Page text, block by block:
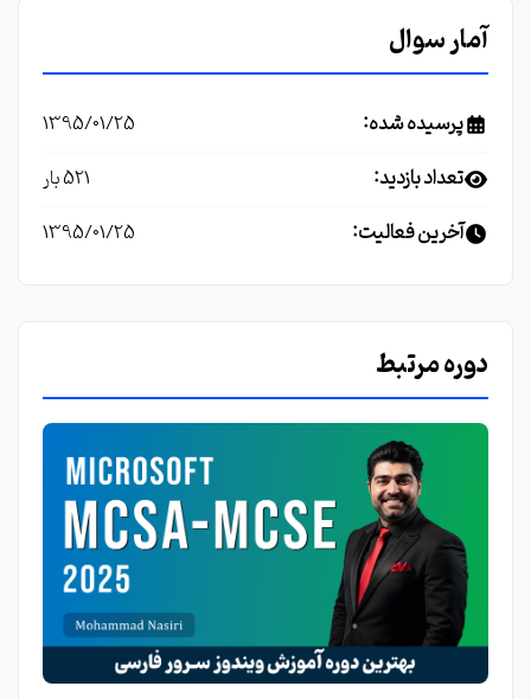
آمار سوال
پرسیده شده: 1395/01/25
تعداد بازدید: 521 بار
آخرین فعالیت: 1395/01/25
دوره مرتبط